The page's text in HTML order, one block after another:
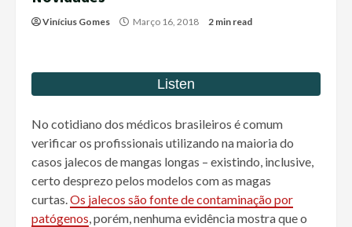
Vinícius Gomes Março 16, 2018 2 min read
No cotidiano dos médicos brasileiros é comum
verificar os profissionais utilizando na maioria do
casos jalecos de mangas longas – existindo, inclusive,
certo desprezo pelos modelos com as magas
curtas.Os jalecos são fonte de contaminação por
patógenos, porém, nenhuma evidência mostra que o